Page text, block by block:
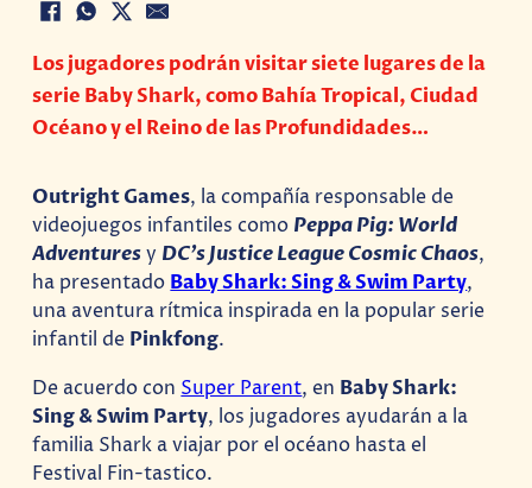
Los jugadores podrán visitar siete lugares de la
serie Baby Shark, como Bahía Tropical, Ciudad
Océano y el Reino de las Profundidades…
Outright Games, la compañía responsable de
videojuegos infantiles como Peppa Pig: World
Adventuresy DC’s Justice League Cosmic Chaos,
ha presentado Baby Shark: Sing & Swim Party,
una aventura rítmica inspirada en la popular serie
infantil de Pinkfong.
De acuerdo con Super Parent, en Baby Shark:
Sing & Swim Party, los jugadores ayudarán a la
familia Shark a viajar por el océano hasta el
Festival Fin-tastico.